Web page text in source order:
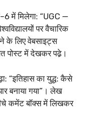
में मिलेगा: “UGC —
पर वैचारिक
के लिए वेबसाइट्स
पोस्ट में देखकर पढे़।
“इतिहास का युद्ध: कैसे
बनाया गया”। लेख
कमेंट बॉक्स में लिखकर